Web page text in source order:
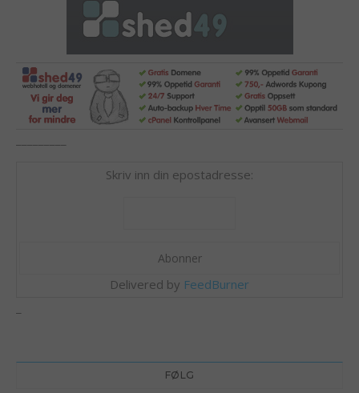
Skriv inn din epostadresse:
Delivered by FeedBurner
FØLG